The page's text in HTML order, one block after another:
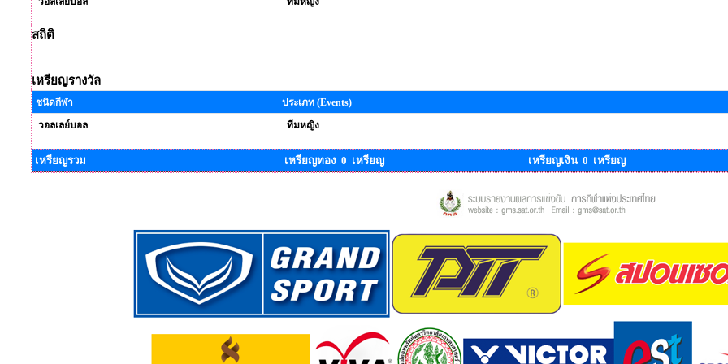
สถิติ
เหรียญรางวัล
ชนิดกีฬา
ประเภท (Events)
วอลเลย์บอล
ทีมหญิง
เหรียญรวม เหรียญทอง 0 เหรียญ เหรียญเงิน 0 เหรียญ